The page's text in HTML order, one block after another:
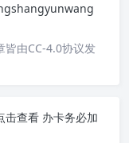
皆由CC-4.0协议发
击查看 办卡务必加